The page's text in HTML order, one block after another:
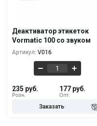
Деактиватор этикеток
Vormatic 100 со звуком
Артикул: V016
Розн.
235 руб.
Опт.
177 руб.
5+ 217 руб.